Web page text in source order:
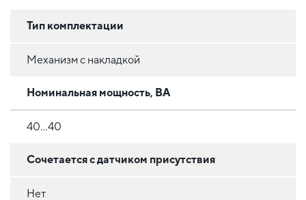
Тип комплектации
Механизм с накладкой
Номинальная мощность, ВА
40...40
Сочетается с датчиком присутствия
Нет